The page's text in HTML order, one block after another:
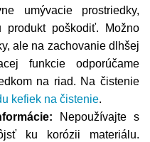
umývacie prostriedky,
produkt poškodiť. Možno
ale na zachovanie dlhšej
funkcie odporúčame
na riad. Na čistenie
kefiek na čistenie.
Nepoužívajte s
ku korózii materiálu.